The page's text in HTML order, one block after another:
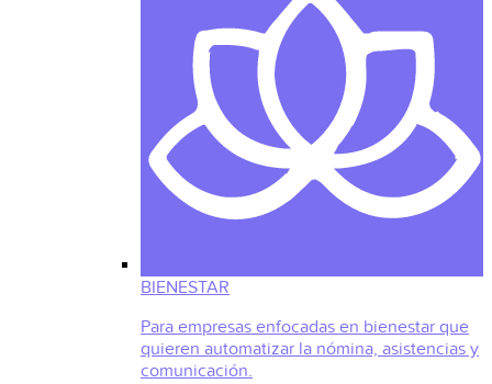
BIENESTAR
Para empresas enfocadas en bienestar que
quieren automatizar la nómina, asistencias y
comunicación.